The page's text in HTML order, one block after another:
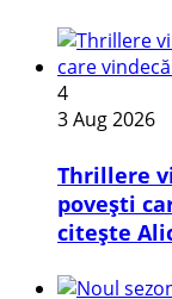
4
3 Aug 2026
Thrillere
povești
citește